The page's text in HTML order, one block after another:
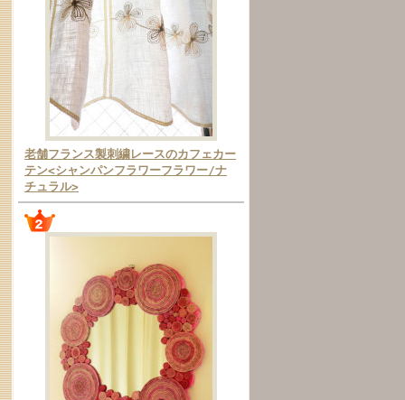
老舗フランス製刺繍レースのカフェカー
テン<シャンパンフラワーフラワー/ナ
チュラル>